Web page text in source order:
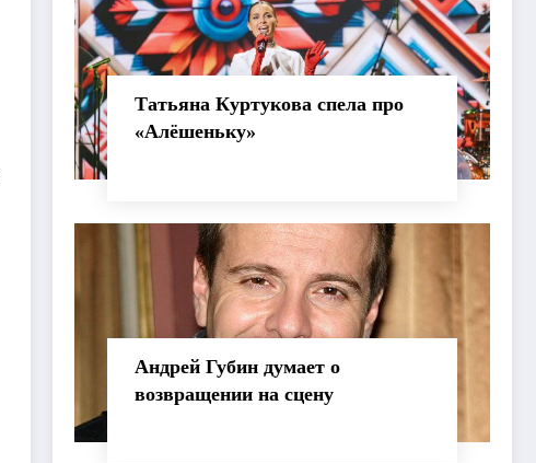
Татьяна Куртукова спела про
«Алёшеньку»
Андрей Губин думает о
возвращении на сцену